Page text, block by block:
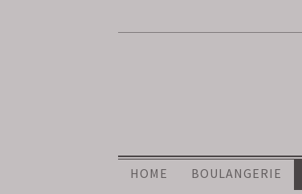
HOME BOULANGERIE